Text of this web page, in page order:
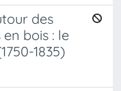
des
bois : le
1835)